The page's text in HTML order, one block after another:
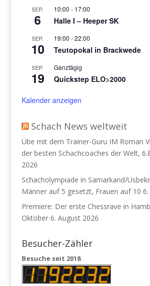
SEP.
6
10:00 - 17:00
Halle I – Heeper SK
SEP.
10
19:00 -22:00
Teutopokal in Brackwede
SEP.
19
Ganztägig
Quickstep ELO>2000
Kalender anzeigen
Schach News weltweit
Übe mit dem Trainer-Guru IM Roman
der besten Schachcoaches der Welt,
2026
Schacholympiade in Samarkand/
Männer auf 5 gesetzt, Frauen auf 10
Premiere: Der erste Chessrave in
Oktober 6. August 2026
Besucher-Zähler
Besuche seit 2018